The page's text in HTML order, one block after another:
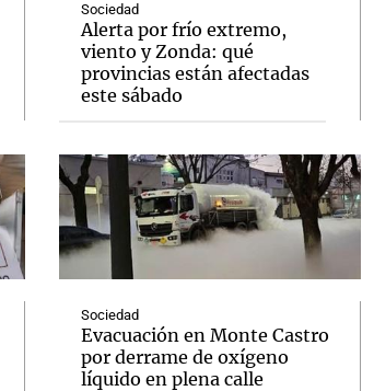
Sociedad
Alerta por frío extremo,
viento y Zonda: qué
provincias están afectadas
este sábado
Sociedad
Evacuación en Monte Castro
por derrame de oxígeno
líquido en plena calle
Notas